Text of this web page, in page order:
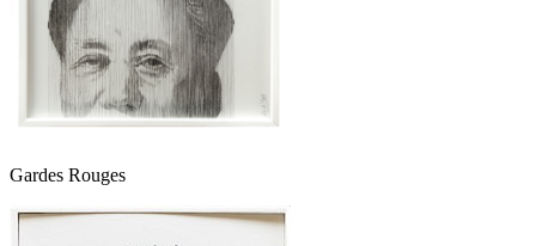
Gardes Rouges